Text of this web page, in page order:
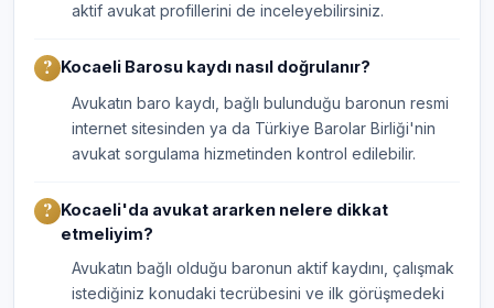
aktif avukat profillerini de inceleyebilirsiniz.
Kocaeli Barosu kaydı nasıl doğrulanır?
Avukatın baro kaydı, bağlı bulunduğu baronun resmi
internet sitesinden ya da Türkiye Barolar Birliği'nin
avukat sorgulama hizmetinden kontrol edilebilir.
Kocaeli'da avukat ararken nelere dikkat
etmeliyim?
Avukatın bağlı olduğu baronun aktif kaydını, çalışmak
istediğiniz konudaki tecrübesini ve ilk görüşmedeki